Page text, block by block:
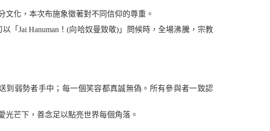
文化，本次布施象徵著對不同信仰的尊重。
「Jai Hanuman！(向哈奴曼致敬)」問候時，全場沸騰，宗教
到弱勢者手中；每一個笑容都真誠無偽。所有參與者一致認
芒下，善念足以點亮世界每個角落。